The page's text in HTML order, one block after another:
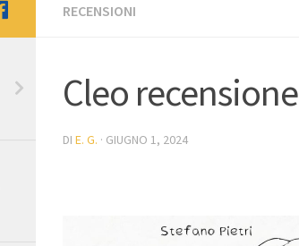
RECENSIONI
Cleo recensione
DI E. G. · GIUGNO 1, 2024